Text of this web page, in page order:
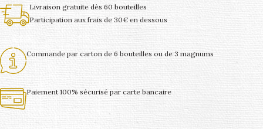
Livraison gratuite dès 60 bouteilles
Participation aux frais de 30€ en dessous
Commande par carton de 6 bouteilles ou de 3 magnums
Paiement 100% sécurisé par carte bancaire